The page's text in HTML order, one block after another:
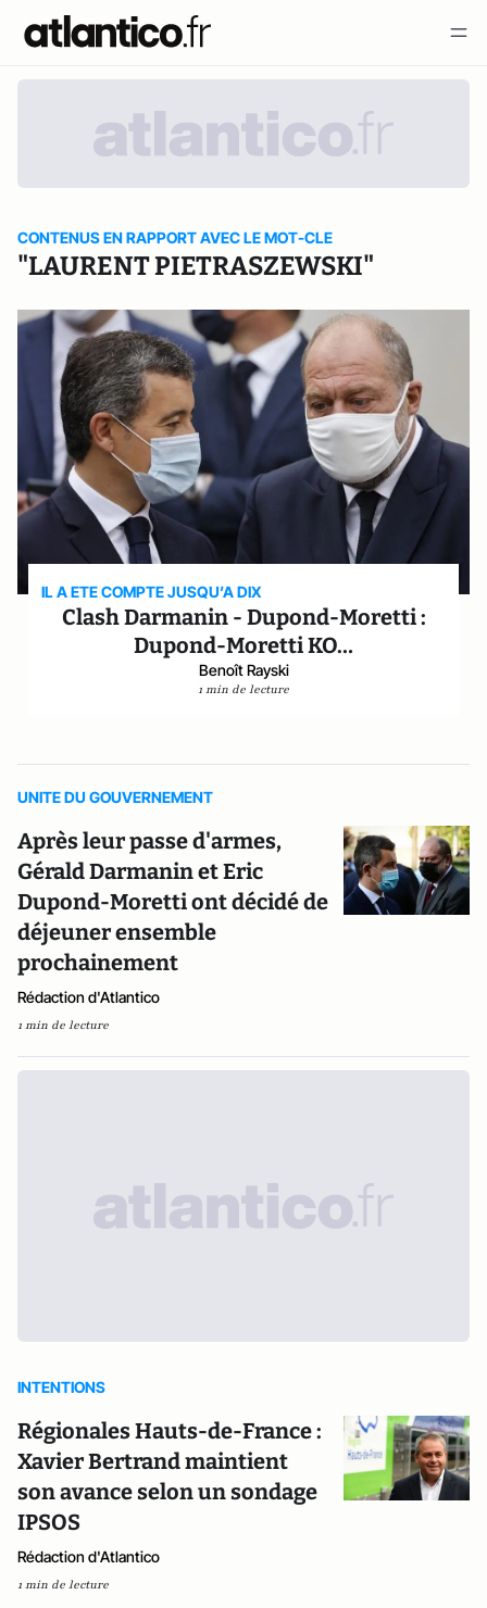
CONTENUS EN RAPPORT AVEC LE MOT-CLE
"LAURENT PIETRASZEWSKI"
IL A ETE COMPTE JUSQU’A DIX
Clash Darmanin - Dupond-Moretti :
Dupond-Moretti KO…
Benoît Rayski
1 min de lecture
UNITE DU GOUVERNEMENT
Après leur passe d'armes,
Gérald Darmanin et Eric
Dupond-Moretti ont décidé de
déjeuner ensemble
prochainement
Rédaction d'Atlantico
1 min de lecture
INTENTIONS
Régionales Hauts-de-France :
Xavier Bertrand maintient
son avance selon un sondage
IPSOS
Rédaction d'Atlantico
1 min de lecture